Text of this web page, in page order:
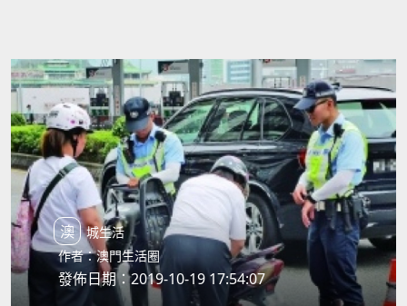
澳城生活
作者：澳門生活圈
發佈日期：2019-10-19 17:54:07